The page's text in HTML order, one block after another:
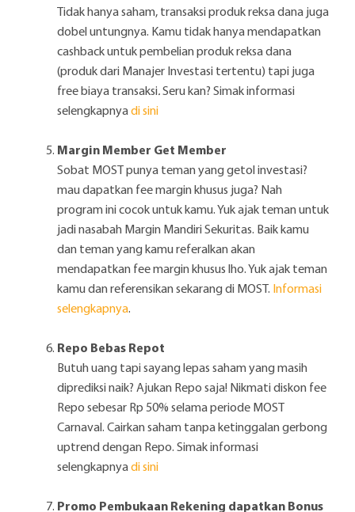
Tidak hanya saham, transaksi produk reksa dana juga
dobel untungnya. Kamu tidak hanya mendapatkan
cashback untuk pembelian produk reksa dana
(produk dari Manajer Investasi tertentu) tapi juga
free biaya transaksi.Seru kan? Simak informasi
selengkapnyadi sini
Margin Member Get Member
Sobat MOST punya teman yang getol investasi?
mau dapatkan fee margin khusus juga? Nah
program ini cocok untuk kamu. Yuk ajak teman untuk
jadi nasabah Margin Mandiri Sekuritas. Baik kamu
dan teman yang kamu referalkan akan
mendapatkan fee margin khusus lho. Yuk ajak teman
kamu dan referensikan sekarang di MOST. Informasi
selengkapnya.
Repo Bebas Repot
Butuh uang tapi sayang lepas saham yang masih
diprediksi naik? Ajukan Repo saja! Nikmati diskon fee
Repo sebesar Rp 50% selama periode MOST
Carnaval. Cairkan saham tanpa ketinggalan gerbong
uptrend dengan Repo. Simak informasi
selengkapnyadi sini
Promo Pembukaan Rekening dapatkan Bonus